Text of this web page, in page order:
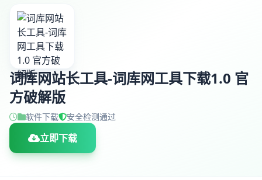
词库网站长工具-词库网工具下载1.0 官
方破解版
软件下载 安全检测通过
立即下载